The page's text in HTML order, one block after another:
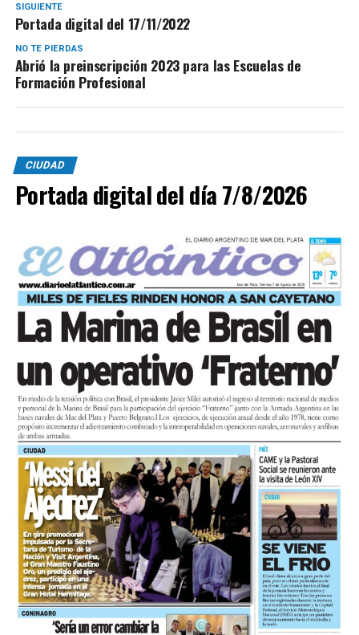
SIGUIENTE
Portada digital del 17/11/2022
NO TE PIERDAS
Abrió la preinscripción 2023 para las Escuelas de
Formación Profesional
CIUDAD
Portada digital del día 7/8/2026